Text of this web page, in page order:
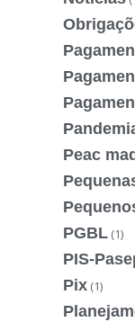
Peac
PGBL (1)
PIS-
Pix (1)